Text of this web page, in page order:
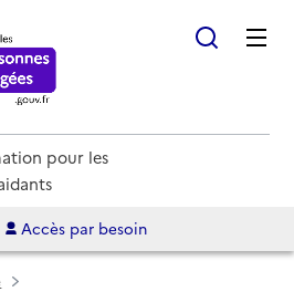
pour les
Accès par besoin